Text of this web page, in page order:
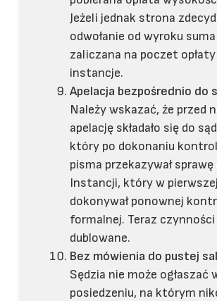
Jeżeli jednak strona
odwołanie od wyroku
zaliczana na poczet
instancje.
Apelacja bezpośrednio do
Należy wskazać, że przed
apelację składało się do
który po dokonaniu
pisma przekazywał sprawę
Instancji, który w
dokonywał ponownej
formalnej. Teraz
dublowane.
Bez mówienia do pustej
Sędzia nie może ogłaszać
posiedzeniu, na którym